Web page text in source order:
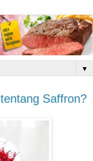
▼
Saffron?